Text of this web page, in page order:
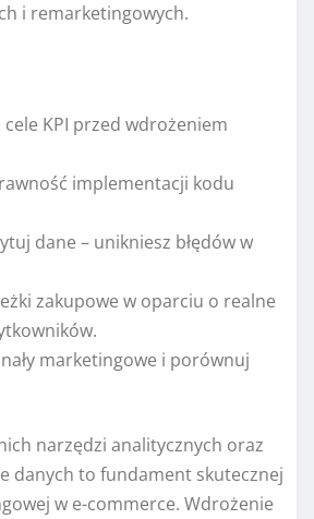
i remarketingowych.
KPI przed wdrożeniem
implementacji kodu
dane – unikniesz błędów w
zakupowe w oparciu o realne
marketingowe i porównuj
narzędzi analitycznych oraz
danych to fundament skutecznej
w e-commerce. Wdrożenie